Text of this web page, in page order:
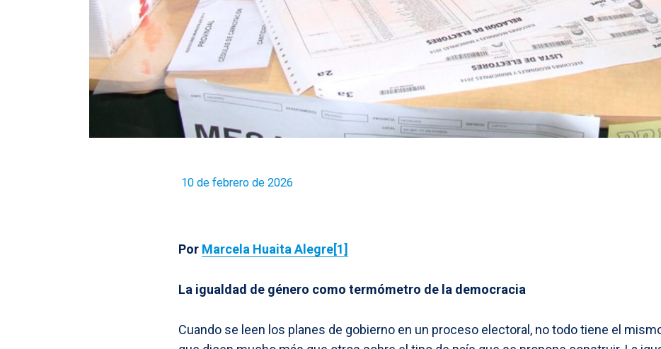
10 de febrero de 2026
Por Marcela Huaita Alegre[1]
La igualdad de género como termómetro de la democracia
Cuando se leen los planes de gobierno en un proceso electoral, no todo tiene el